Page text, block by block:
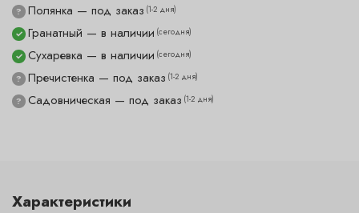
✓ Гранатный — в наличии (сегодня)
? Полянка — под заказ (1-2 дня)
? Пречистенка — под заказ (1-2 дня)
? Садовническая — под заказ (1-2 дня)
✓ Сухаревка — в наличии (сегодня)
Характеристики